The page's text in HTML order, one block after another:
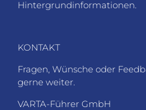
Hintergrundinformationen.
KONTAKT
Fragen, Wünsche oder
gerne weiter.
VARTA-Führer GmbH